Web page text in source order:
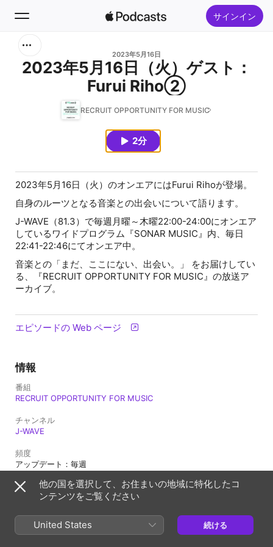
サインイン
新着おすすめ
トップランキング
2023年5月16日
2023年5月16日（火）ゲスト：
Furui Riho②
RECRUIT OPPORTUNITY FOR MUSIC
2分
2023年5月16日（火）のオンエアにはFurui Rihoが登場。
自身のルーツとなる音楽との出会いについて語ります。
J-WAVE（81.3）で毎週月曜～木曜22:00-24:00にオンエア
しているワイドプログラム『SONAR MUSIC』内、毎日
22:41-22:46にてオンエア中。
音楽との「まだ、ここにない、出会い。」 をお届けしてい
る、『RECRUIT OPPORTUNITY FOR MUSIC』の放送ア
ーカイブ。
エピソードの Web ページ
情報
番組
RECRUIT OPPORTUNITY FOR MUSIC
チャンネル
J-WAVE
頻度
アップデート：毎週
配信日
2023年5月16日 13:46 UTC
長さ
他の国を選択して、お住まいの地域に特化したコ
ンテンツをご覧ください
United States 続ける